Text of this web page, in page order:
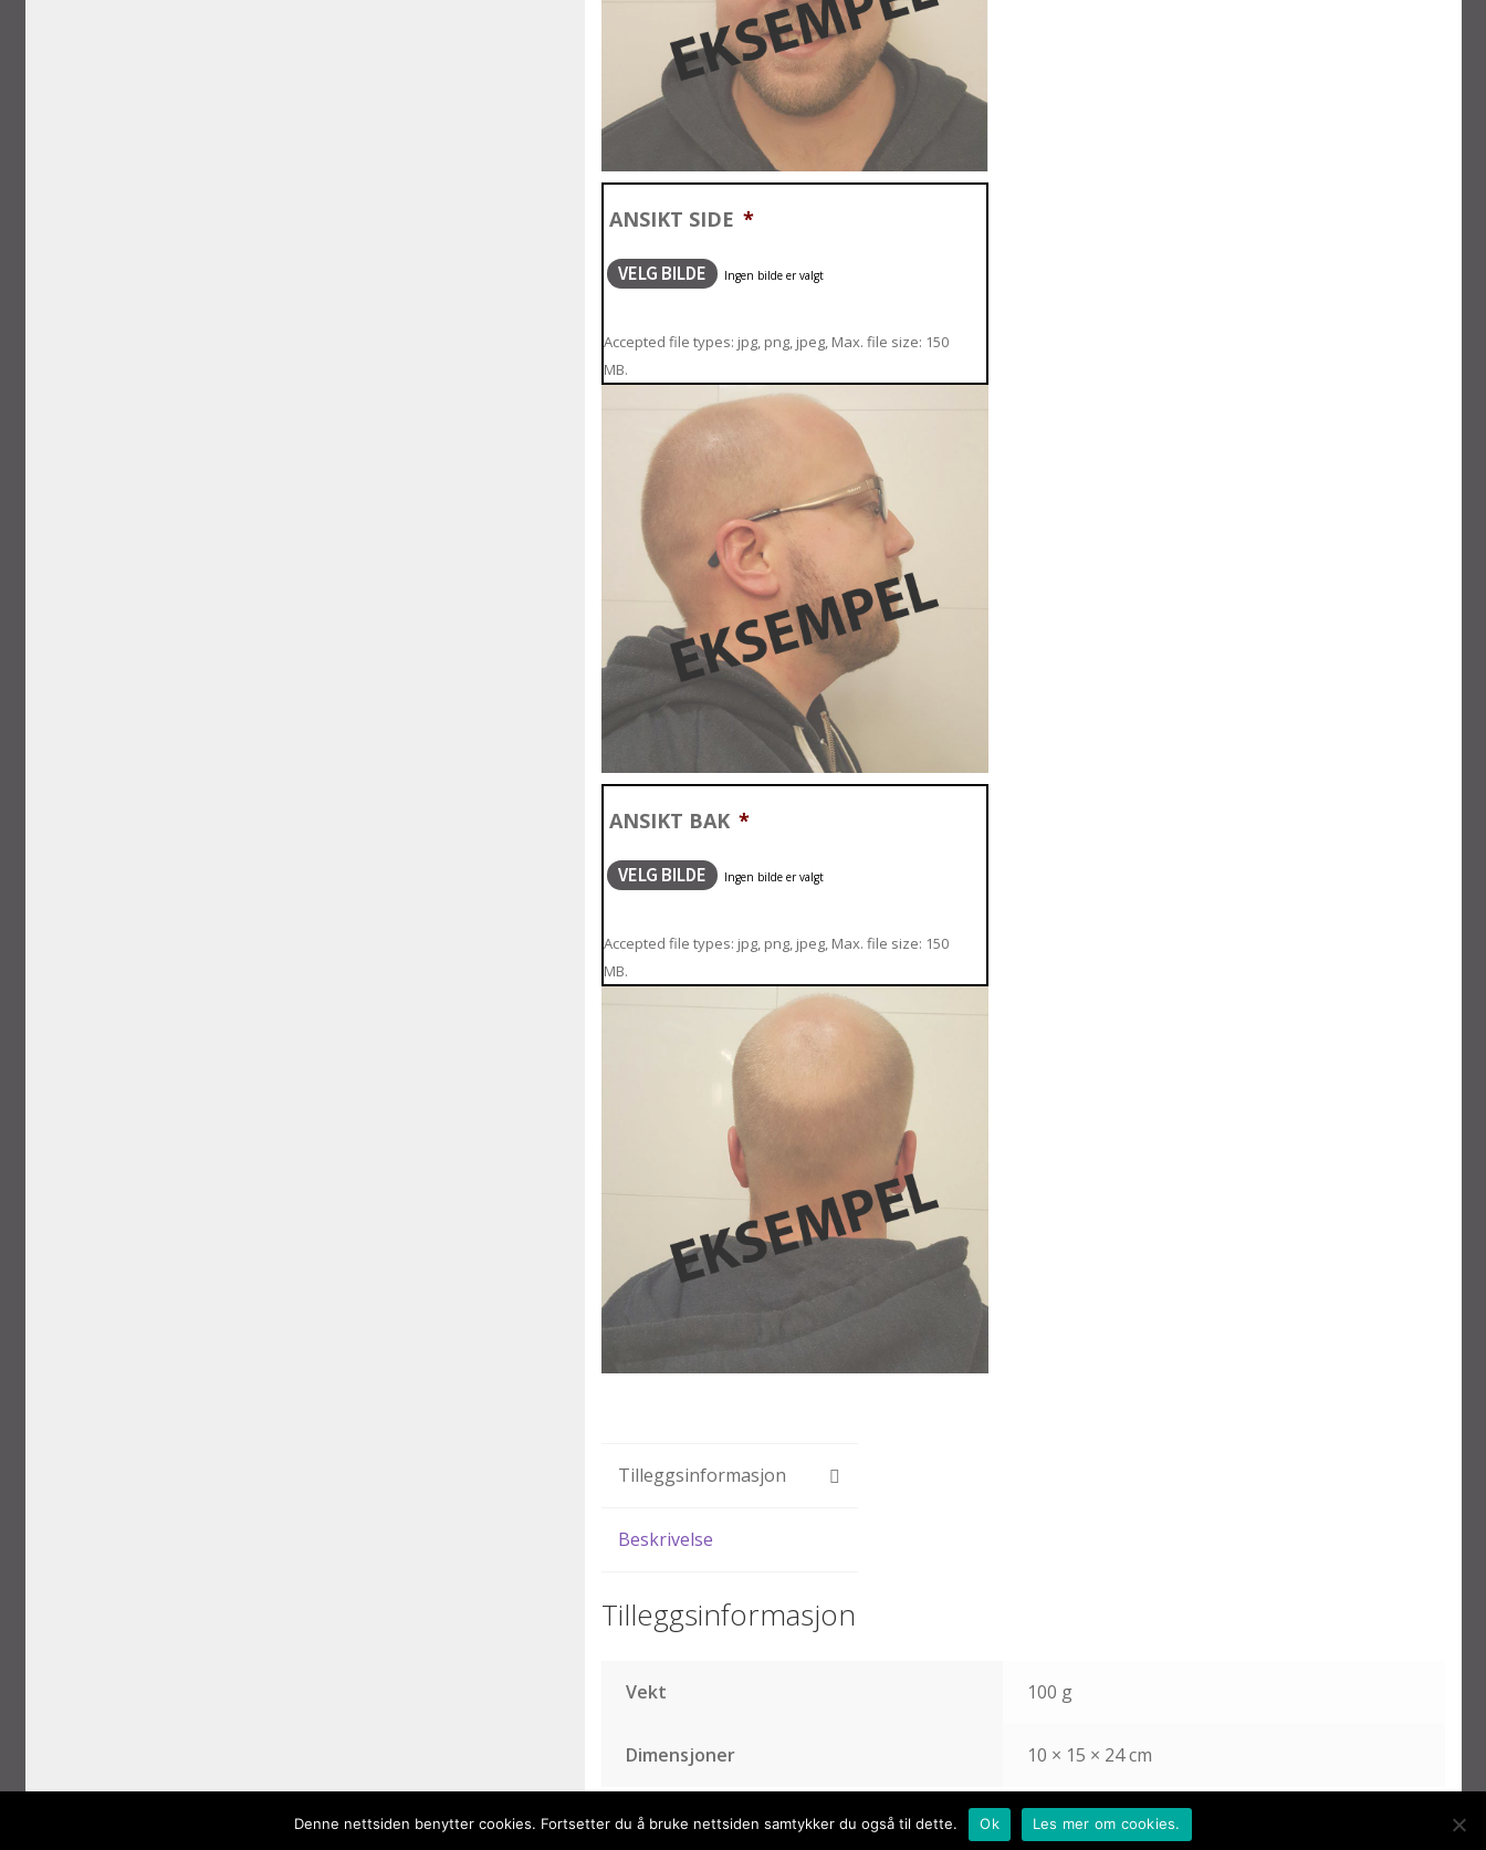
ANSIKT SIDE *
VELG BILDE
Accepted file types: jpg, png, jpeg, Max. file size: 150
MB.
ANSIKT BAK *
VELG BILDE
Accepted file types: jpg, png, jpeg, Max. file size: 150
MB.
Tilleggsinformasjon
Beskrivelse
Tilleggsinformasjon
Vekt 100 g
Dimensjoner 10 × 15 × 24 cm
Denne nettsiden benytter cookies. Fortsetter du å bruke nettsiden samtykker du også til dette. Ok Les mer om cookies.